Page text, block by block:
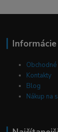
Kontakty
Blog
Nákup na